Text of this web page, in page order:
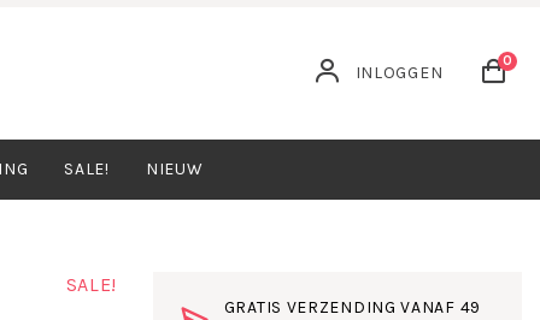
INLOGGEN
0
SALE! NIEUW
SALE!
GRATIS VERZENDING VANAF 49